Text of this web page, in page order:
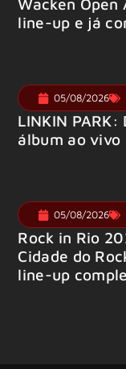
Wacken
line-up e já
05/08/2026
LINKIN
álbum ao vivo
05/08/2026
Rock in Rio
Cidade do
line-up